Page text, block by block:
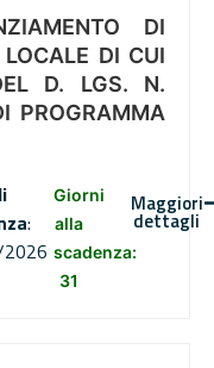
DI
DI CUI
D. LGS. N.
PROGRAMMA
:
Giorni
alla
scadenza:
31
Maggiori
dettagli